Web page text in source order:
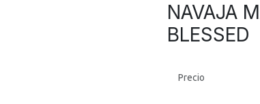
NAVAJA
BLESSED
Precio